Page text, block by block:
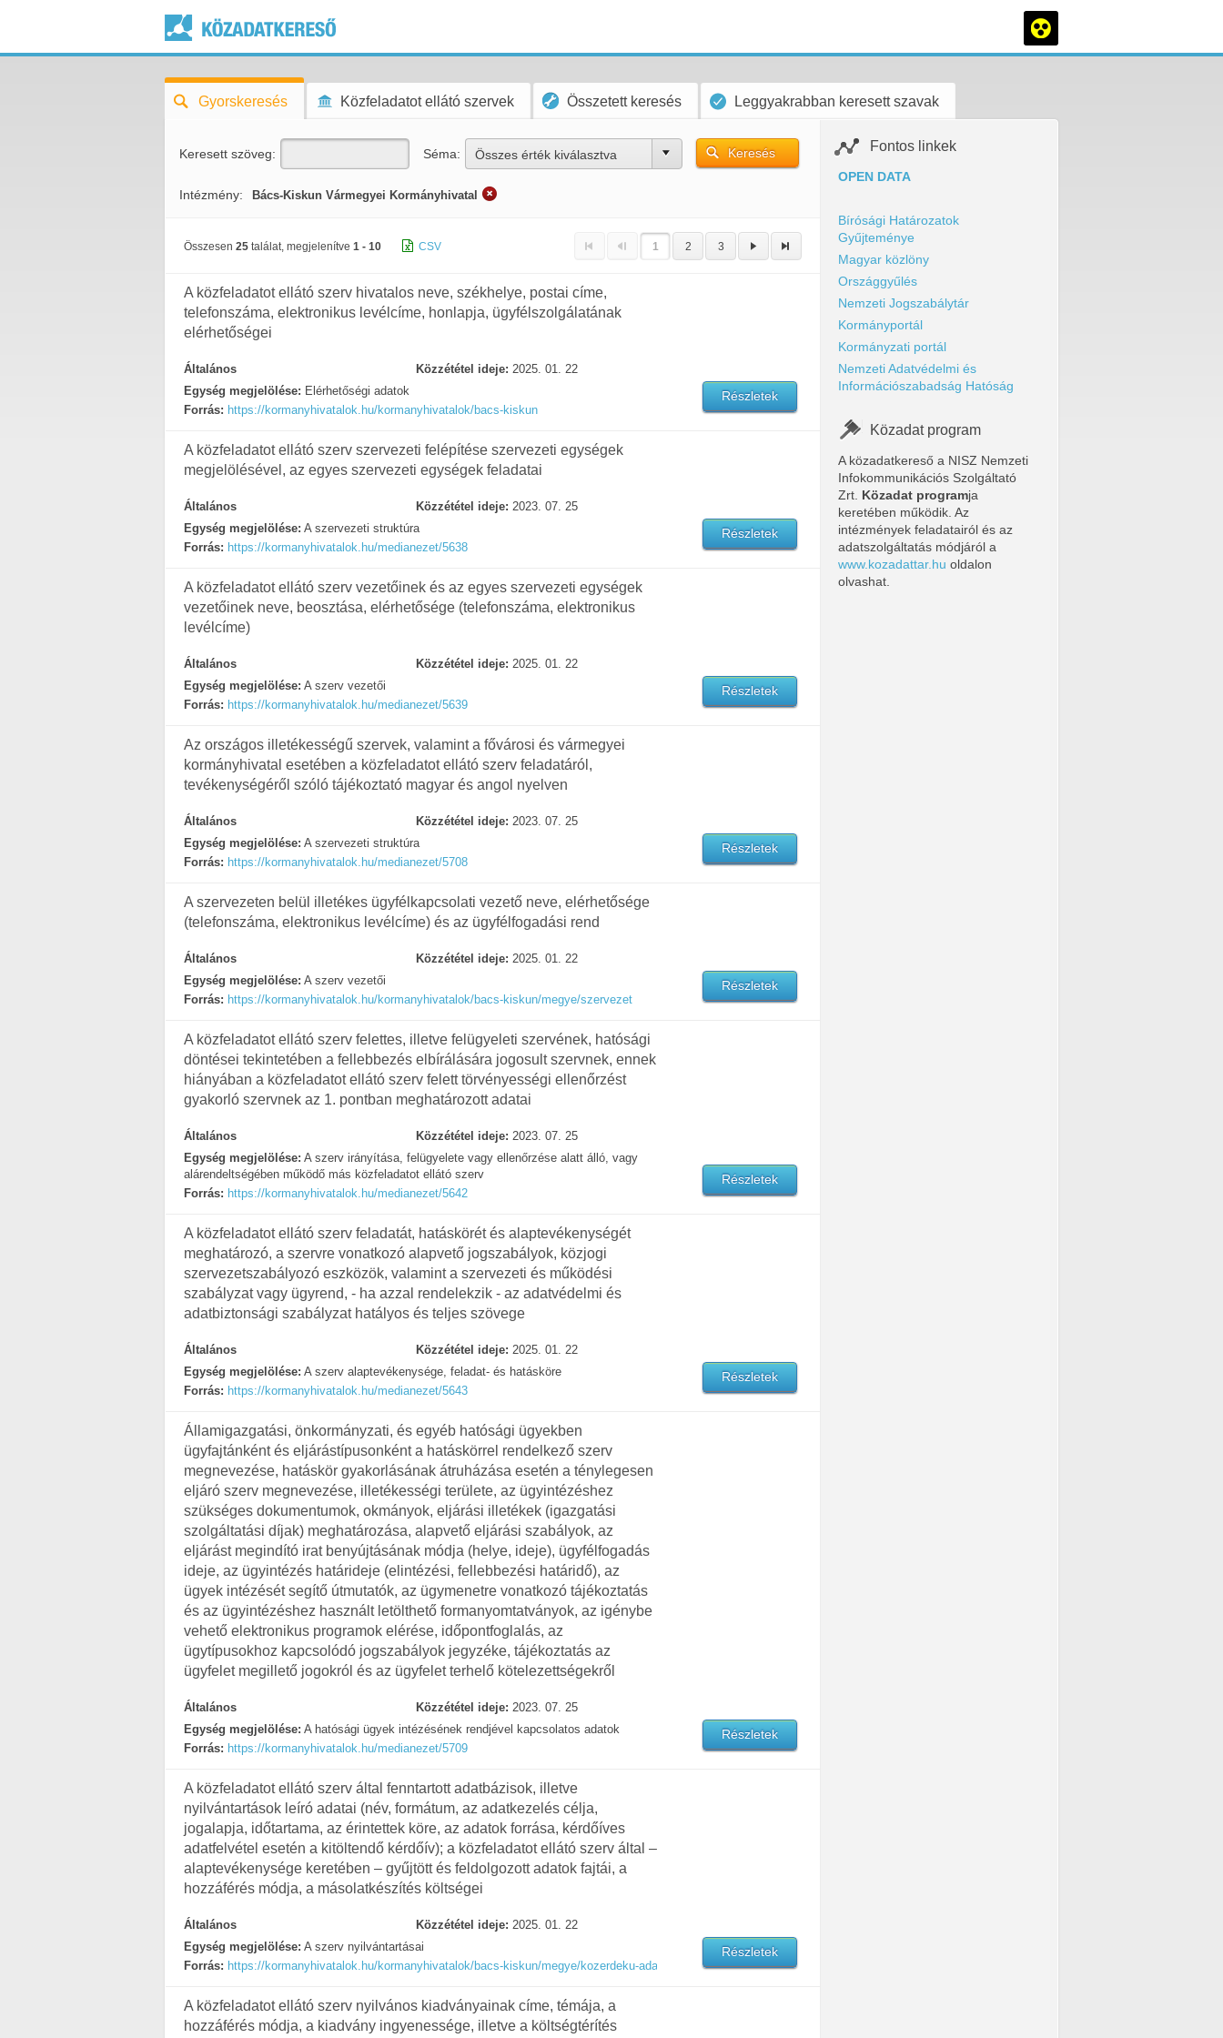
Gyorskeresés Közfeladatot ellátó szervek Összetett keresés Leggyakrabban keresett szavak
Keresett szöveg: Séma: Összes érték kiválasztva Keresés
Intézmény: Bács-Kiskun Vármegyei Kormányhivatal
Összesen 25 találat, megjelenítve 1 - 10 CSV 1 2 3
Részletek
A közfeladatot ellátó szerv hivatalos neve, székhelye, postai címe,
telefonszáma, elektronikus levélcíme, honlapja, ügyfélszolgálatának
elérhetőségei
Általános Közzététel ideje: 2025. 01. 22
Egység megjelölése: Elérhetőségi adatok
Forrás: https://kormanyhivatalok.hu/kormanyhivatalok/bacs-kiskun
Részletek
A közfeladatot ellátó szerv szervezeti felépítése szervezeti egységek
megjelölésével, az egyes szervezeti egységek feladatai
Általános Közzététel ideje: 2023. 07. 25
Egység megjelölése: A szervezeti struktúra
Forrás: https://kormanyhivatalok.hu/medianezet/5638
Részletek
A közfeladatot ellátó szerv vezetőinek és az egyes szervezeti egységek
vezetőinek neve, beosztása, elérhetősége (telefonszáma, elektronikus
levélcíme)
Általános Közzététel ideje: 2025. 01. 22
Egység megjelölése: A szerv vezetői
Forrás: https://kormanyhivatalok.hu/medianezet/5639
Részletek
Az országos illetékességű szervek, valamint a fővárosi és vármegyei
kormányhivatal esetében a közfeladatot ellátó szerv feladatáról,
tevékenységéről szóló tájékoztató magyar és angol nyelven
Általános Közzététel ideje: 2023. 07. 25
Egység megjelölése: A szervezeti struktúra
Forrás: https://kormanyhivatalok.hu/medianezet/5708
Részletek
A szervezeten belül illetékes ügyfélkapcsolati vezető neve, elérhetősége
(telefonszáma, elektronikus levélcíme) és az ügyfélfogadási rend
Általános Közzététel ideje: 2025. 01. 22
Egység megjelölése: A szerv vezetői
Forrás: https://kormanyhivatalok.hu/kormanyhivatalok/bacs-kiskun/megye/szervezet
Részletek
A közfeladatot ellátó szerv felettes, illetve felügyeleti szervének, hatósági
döntései tekintetében a fellebbezés elbírálására jogosult szervnek, ennek
hiányában a közfeladatot ellátó szerv felett törvényességi ellenőrzést
gyakorló szervnek az 1. pontban meghatározott adatai
Általános Közzététel ideje: 2023. 07. 25
Egység megjelölése: A szerv irányítása, felügyelete vagy ellenőrzése alatt álló, vagy
alárendeltségében működő más közfeladatot ellátó szerv
Forrás: https://kormanyhivatalok.hu/medianezet/5642
Részletek
A közfeladatot ellátó szerv feladatát, hatáskörét és alaptevékenységét
meghatározó, a szervre vonatkozó alapvető jogszabályok, közjogi
szervezetszabályozó eszközök, valamint a szervezeti és működési
szabályzat vagy ügyrend, - ha azzal rendelekzik - az adatvédelmi és
adatbiztonsági szabályzat hatályos és teljes szövege
Általános Közzététel ideje: 2025. 01. 22
Egység megjelölése: A szerv alaptevékenysége, feladat- és hatásköre
Forrás: https://kormanyhivatalok.hu/medianezet/5643
Részletek
Államigazgatási, önkormányzati, és egyéb hatósági ügyekben
ügyfajtánként és eljárástípusonként a hatáskörrel rendelkező szerv
megnevezése, hatáskör gyakorlásának átruházása esetén a ténylegesen
eljáró szerv megnevezése, illetékességi területe, az ügyintézéshez
szükséges dokumentumok, okmányok, eljárási illetékek (igazgatási
szolgáltatási díjak) meghatározása, alapvető eljárási szabályok, az
eljárást megindító irat benyújtásának módja (helye, ideje), ügyfélfogadás
ideje, az ügyintézés határideje (elintézési, fellebbezési határidő), az
ügyek intézését segítő útmutatók, az ügymenetre vonatkozó tájékoztatás
és az ügyintézéshez használt letölthető formanyomtatványok, az igénybe
vehető elektronikus programok elérése, időpontfoglalás, az
ügytípusokhoz kapcsolódó jogszabályok jegyzéke, tájékoztatás az
ügyfelet megillető jogokról és az ügyfelet terhelő kötelezettségekről
Általános Közzététel ideje: 2023. 07. 25
Egység megjelölése: A hatósági ügyek intézésének rendjével kapcsolatos adatok
Forrás: https://kormanyhivatalok.hu/medianezet/5709
Részletek
A közfeladatot ellátó szerv által fenntartott adatbázisok, illetve
nyilvántartások leíró adatai (név, formátum, az adatkezelés célja,
jogalapja, időtartama, az érintettek köre, az adatok forrása, kérdőíves
adatfelvétel esetén a kitöltendő kérdőív); a közfeladatot ellátó szerv által –
alaptevékenysége keretében – gyűjtött és feldolgozott adatok fajtái, a
hozzáférés módja, a másolatkészítés költségei
Általános Közzététel ideje: 2025. 01. 22
Egység megjelölése: A szerv nyilvántartásai
Forrás: https://kormanyhivatalok.hu/kormanyhivatalok/bacs-kiskun/megye/kozerdeku-adatok
A közfeladatot ellátó szerv nyilvános kiadványainak címe, témája, a
hozzáférés módja, a kiadvány ingyenessége, illetve a költségtérítés
Fontos linkek
OPEN DATA
Bírósági Határozatok
Gyűjteménye
Magyar közlöny
Országgyűlés
Nemzeti Jogszabálytár
Kormányportál
Kormányzati portál
Nemzeti Adatvédelmi és
Információszabadság Hatóság
Közadat program
A közadatkereső a NISZ Nemzeti
Infokommunikációs Szolgáltató
Zrt. Közadat programja
keretében működik. Az
intézmények feladatairól és az
adatszolgáltatás módjáról a
www.kozadattar.hu oldalon
olvashat.